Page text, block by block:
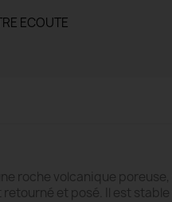
ECOUTE
roche volcanique
et posé. Il est stable